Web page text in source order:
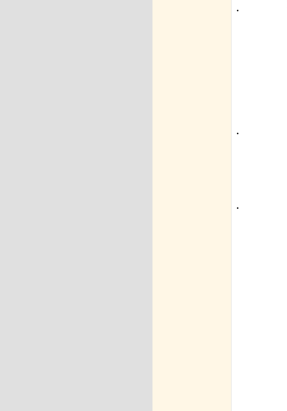
•
•
•